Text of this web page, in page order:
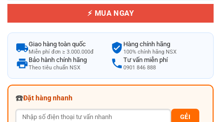
⚡ MUA NGAY
Giao hàng toàn quốc
Miễn phí đơn ≥ 3.000.000đ
Hàng chính hãng
100% chính hãng NSX
Bảo hành chính hãng
Theo tiêu chuẩn NSX
Tư vấn miễn phí
0901 846 888
☎️Đặt hàng nhanh
GẺI